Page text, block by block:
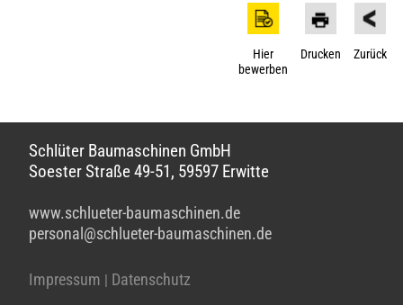
Hier
bewerben
Drucken Zurück
Schlüter Baumaschinen GmbH
Soester Straße 49-51, 59597 Erwitte
www.schlueter-baumaschinen.de
personal@schlueter-baumaschinen.de
Impressum | Datenschutz